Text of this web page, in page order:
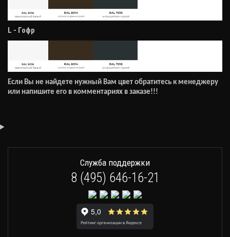
L - Гофр
Если Вы не найдете нужный Вам цвет обратитесь к менеджеру
или напишите его в комментариях в заказе!!!
Служба поддержки
8 (495) 646-16-21